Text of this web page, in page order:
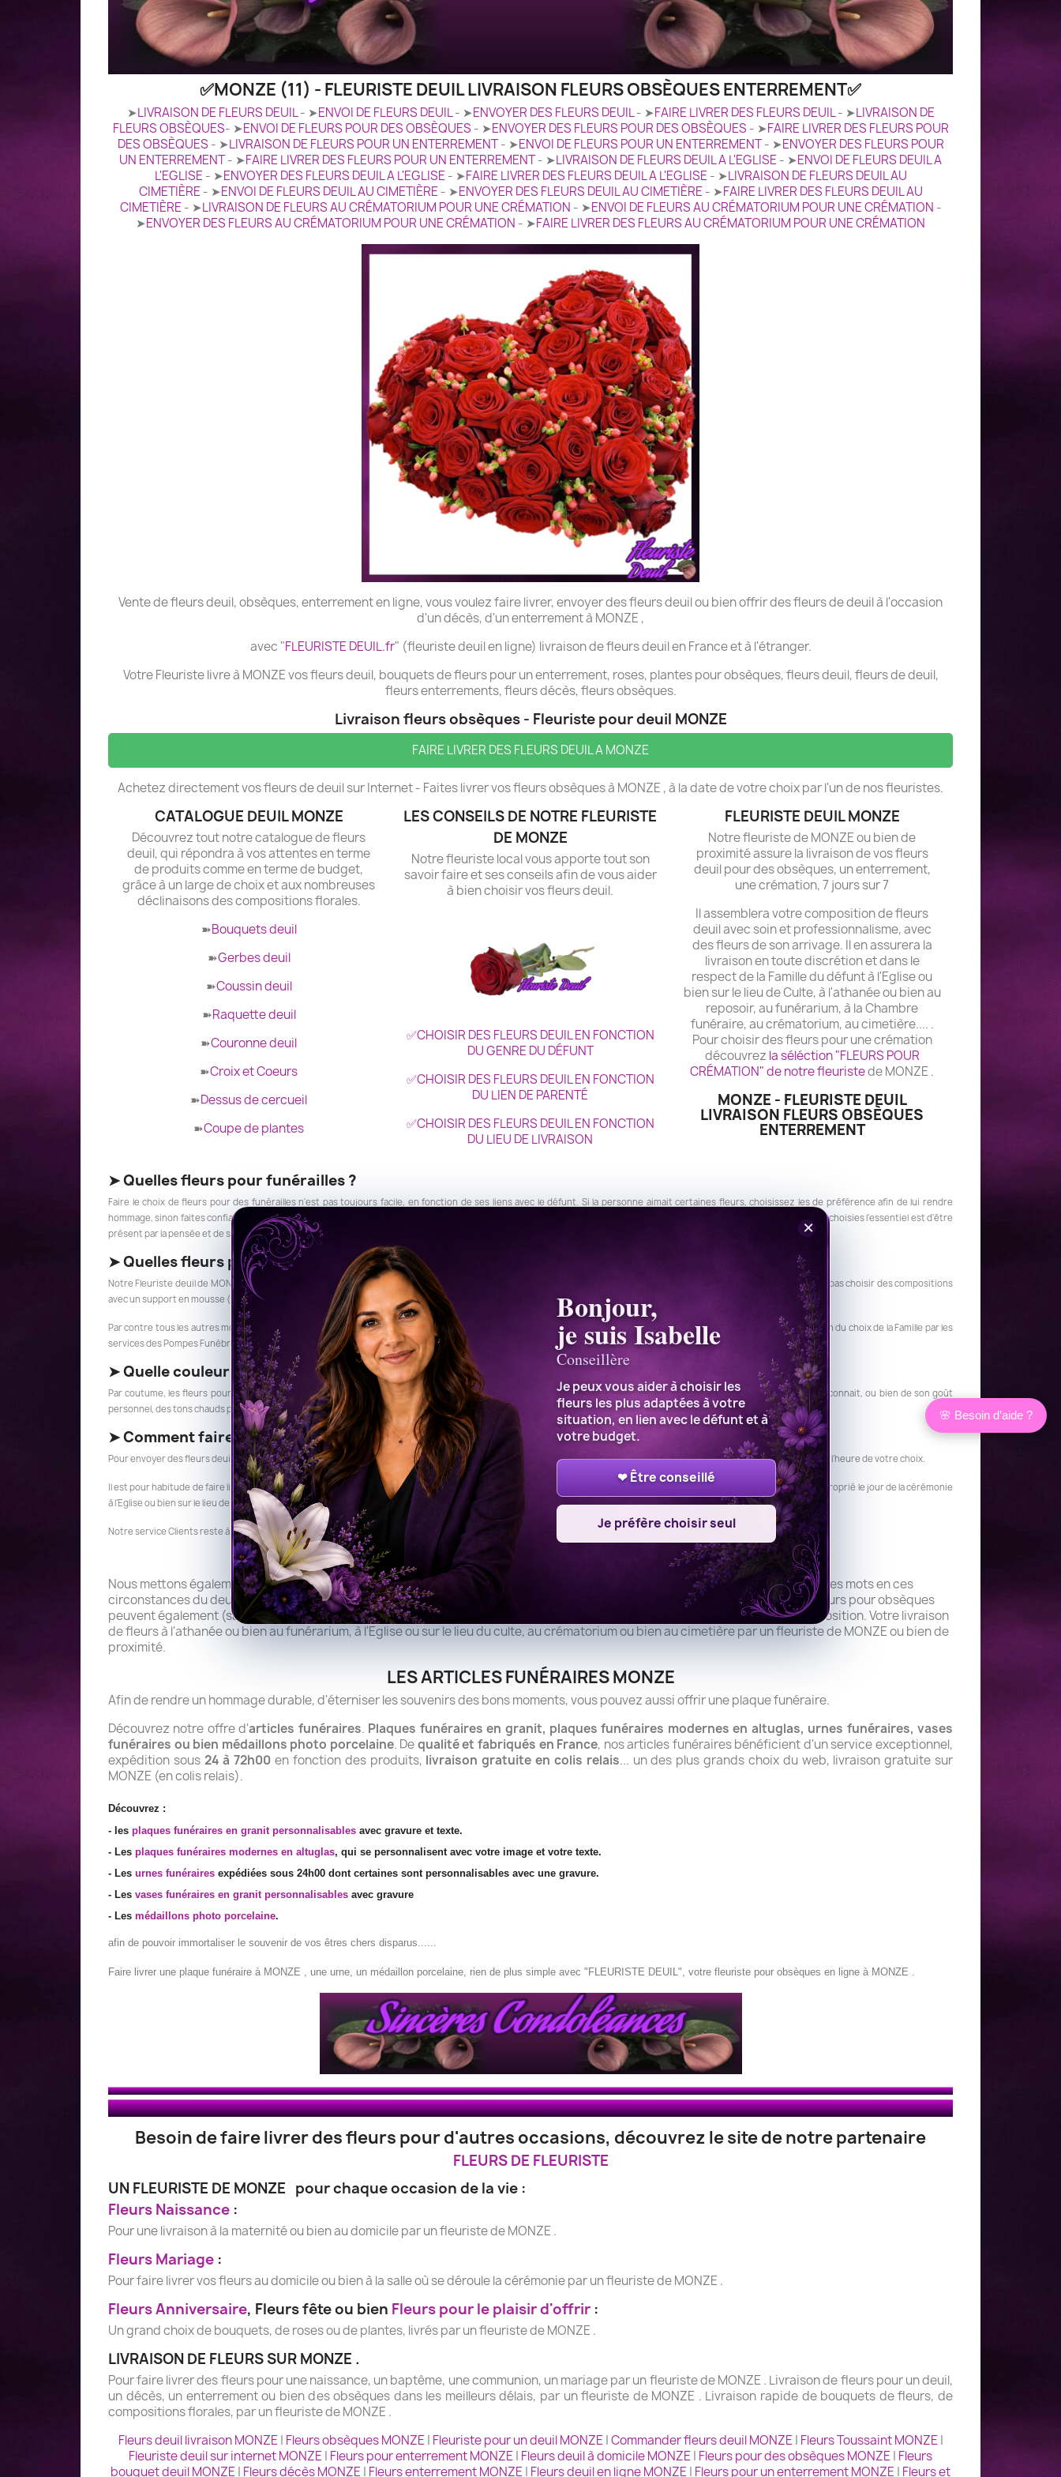
✅MONZE (11) - FLEURISTE DEUIL LIVRAISON FLEURS OBSÈQUES ENTERREMENT✅
➤LIVRAISON DE FLEURS DEUIL- ➤ENVOI DE FLEURS DEUIL- ➤ENVOYER DES FLEURS DEUIL- ➤FAIRE LIVRER DES FLEURS DEUIL- ➤LIVRAISON DE
FLEURS OBSÈQUES- ➤ENVOI DE FLEURS POUR DES OBSÈQUES - ➤ENVOYER DES FLEURS POUR DES OBSÈQUES - ➤FAIRE LIVRER DES FLEURS POUR
DES OBSÈQUES - ➤LIVRAISON DE FLEURS POUR UN ENTERREMENT- ➤ENVOI DE FLEURS POUR UN ENTERREMENT- ➤ENVOYER DES FLEURS POUR
UN ENTERREMENT- ➤FAIRE LIVRER DES FLEURS POUR UN ENTERREMENT- ➤LIVRAISON DE FLEURS DEUIL A L'EGLISE- ➤ENVOI DE FLEURS DEUIL A
L'EGLISE- ➤ENVOYER DES FLEURS DEUIL A L'EGLISE- ➤FAIRE LIVRER DES FLEURS DEUIL A L'EGLISE- ➤LIVRAISON DE FLEURS DEUIL AU
CIMETIÈRE- ➤ENVOI DE FLEURS DEUIL AU CIMETIÈRE- ➤ENVOYER DES FLEURS DEUIL AU CIMETIÈRE- ➤FAIRE LIVRER DES FLEURS DEUIL AU
CIMETIÈRE- ➤LIVRAISON DE FLEURS AU CRÉMATORIUM POUR UNE CRÉMATION - ➤ENVOI DE FLEURS AU CRÉMATORIUM POUR UNE CRÉMATION -
➤ENVOYER DES FLEURS AU CRÉMATORIUM POUR UNE CRÉMATION - ➤FAIRE LIVRER DES FLEURS AU CRÉMATORIUM POUR UNE CRÉMATION
Vente de fleurs deuil, obsèques, enterrement en ligne, vous voulez faire livrer, envoyer des fleurs deuil ou bien offrir des fleurs de deuil à l'occasion
d'un décès, d'un enterrement à MONZE ,
avec "FLEURISTE DEUIL.fr" (fleuriste deuil en ligne) livraison de fleurs deuil en France et à l'étranger.
Votre Fleuriste livre à MONZE vos fleurs deuil, bouquets de fleurs pour un enterrement, roses, plantes pour obsèques, fleurs deuil, fleurs de deuil,
fleurs enterrements, fleurs décès, fleurs obsèques.
Livraison fleurs obsèques - Fleuriste pour deuil MONZE
FAIRE LIVRER DES FLEURS DEUIL A MONZE
Achetez directement vos fleurs de deuil sur Internet - Faites livrer vos fleurs obsèques à MONZE , à la date de votre choix par l'un de nos fleuristes.
CATALOGUE DEUIL MONZE
Découvrez tout notre catalogue de fleurs
deuil, qui répondra à vos attentes en terme
de produits comme en terme de budget,
grâce à un large de choix et aux nombreuses
déclinaisons des compositions florales.
➽Bouquets deuil
➽Gerbes deuil
➽Coussin deuil
➽Raquette deuil
➽Couronne deuil
➽Croix et Coeurs
➽Dessus de cercueil
➽Coupe de plantes
LES CONSEILS DE NOTRE FLEURISTE
DE MONZE
Notre fleuriste local vous apporte tout son
savoir faire et ses conseils afin de vous aider
à bien choisir vos fleurs deuil.
✅CHOISIR DES FLEURS DEUIL EN FONCTION
DU GENRE DU DÉFUNT
✅CHOISIR DES FLEURS DEUIL EN FONCTION
DU LIEN DE PARENTÉ
✅CHOISIR DES FLEURS DEUIL EN FONCTION
DU LIEU DE LIVRAISON
FLEURISTE DEUIL MONZE
Notre fleuriste de MONZE ou bien de
proximité assure la livraison de vos fleurs
deuil pour des obsèques, un enterrement,
une crémation, 7 jours sur 7
Il assemblera votre composition de fleurs
deuil avec soin et professionnalisme, avec
des fleurs de son arrivage. Il en assurera la
livraison en toute discrétion et dans le
respect de la Famille du défunt à l'Eglise ou
bien sur le lieu de Culte, à l'athanée ou bien au
reposoir, au funérarium, à la Chambre
funéraire, au crématorium, au cimetière.... .
Pour choisir des fleurs pour une crémation
découvrez la séléction "FLEURS POUR
CRÉMATION" de notre fleuristede MONZE .
MONZE - FLEURISTE DEUIL
LIVRAISON FLEURS OBSÈQUES
ENTERREMENT
➤Quelles fleurs pour funérailles ?
Faire le choix de fleurs pour des funérailles n'est pas toujours facile, en fonction de ses liens avec le défunt. Si la personne aimait certaines fleurs, choisissez les de préférence afin de lui rendre
hommage, sinon faites confiance à votre coeur pour choisir un bouquet, une gerbe, une couronne, une raquette en fonction de votre budget. Quelques soient les fleurs choisies l'essentiel est d'être
présent par la pensée et de symboliser cette pensée par des fleurs.
➤Quelles fleurs pour une crémation ?
Notre Fleuriste deuil de MONZE vous recommande pour une crémation, (Seulement si vous souhaitez que les fleurs accompagnent le cercueil lors de la crémation) de ne pas choisir des compositions
avec un support en mousse (Raquettes, couronnes , coeurs...) mais seulement un bouquet ou bien une gerbe main.
Par contre tous les autres modèles de compositions pour deuil, peuvent être choisi, vos fleurs seront déposées au jardin du souvenir ou bien au columbarium en fonction du choix de la Famille par les
services des Pompes Funèbres.
➤Quelle couleur de fleurs pour un enterrement ?
Par coutume, les fleurs pour obsèques sont le plus souvent blanches, par contre il est de coutume de choisir les fleurs deuil en fonction des goûts du défunt si on les connait, ou bien de son goût
personnel, des tons chauds pour des personnes agées (fleurs oranges...), des fleurs de deuil blanches qui symbolisent l'innocence pour de jeunes personnes.
➤Comment faire pour envoyer des fleurs pour un enterrement ?
Pour envoyer des fleurs deuil, obsèques pour un enterrement, faites votre choix sur notre site, notre fleuriste de MONZE ou bien de proximité livrera vos fleurs le jour et à l'heure de votre choix.
Il est pour habitude de faire livrer les fleurs soit, la veille de la cérémonie au funérarium ou bien à l'athanée si l'on en a les coordonnées, ou bien ce qui est souvent le plus approprié le jour de la cérémonie
à l'Eglise ou bien sur le lieu de Culte en précisant l'heure de la cérémonie afin que notre fleuriste livre avant celle-ci dans le respect de la Famille.
Notre service Clients reste à votre disposition, pour toute autre question.
LES MESSAGES DE CONDOLÉANCES
Nous mettons également à votre disposition des idées de messages de condoléances, car il n'est pas toujours facile de trouver les mots en ces
circonstances du deuil. Cliquez icipour découvrir les messages de condoléances pour accompagner vos fleurs de deuil. Vos fleurs pour obsèques
peuvent également (sauf bouquets) recevoir en option un ruban deuil vous permettant d'ajouter un court message sur la composition.Votre livraison
de fleurs à l'athanée ou bien au funérarium, à l'Eglise ou sur le lieu du culte, au crématorium ou bien au cimetière par un fleuriste de MONZE ou bien de
proximité.
LES ARTICLES FUNÉRAIRES MONZE
Afin de rendre un hommage durable, d'éterniser les souvenirs des bons moments, vous pouvez aussi offrir une plaque funéraire.
Découvrez notre offre d'articles funéraires. Plaques funéraires en granit, plaques funéraires modernes en altuglas, urnes funéraires, vases
funéraires ou bien médaillons photo porcelaine. Dequalité et fabriqués en France, nos articles funéraires bénéficient d'un service exceptionnel,
expédition sous24 à 72h00 en fonction des produits, livraison gratuite en colis relais... un des plus grands choix du web, livraison gratuite sur
MONZE (en colis relais).
Découvrez :
- les plaques funéraires en granit personnalisables avec gravure et texte.
- Les plaques funéraires modernes en altuglas, qui se personnalisent avec votre image et votre texte.
- Les urnes funéraires expédiées sous 24h00 dont certaines sont personnalisables avec une gravure.
- Les vases funéraires en granit personnalisables avec gravure
- Les médaillons photo porcelaine.
afin de pouvoir immortaliser le souvenir de vos êtres chers disparus......
Faire livrer une plaque funéraire à MONZE , une urne, un médaillon porcelaine , rien de plus simple avec "FLEURISTE DEUIL", votre fleuriste pour obsèques en ligne à MONZE .
Besoin de faire livrer des fleurs pour d'autres occasions, découvrez le site de notre partenaire
FLEURS DE FLEURISTE
UN FLEURISTE DE MONZE pour chaque occasion de la vie :
Fleurs Naissance :
Pour une livraison à la maternité ou bien au domicile par un fleuriste de MONZE .
Fleurs Mariage :
Pour faire livrer vos fleurs au domicile ou bien à la salle où se déroule la cérémonie par un fleuriste de MONZE .
Fleurs Anniversaire, Fleurs fête ou bien Fleurs pour le plaisir d'offrir :
Un grand choix de bouquets, de roses ou de plantes, livrés par un fleuriste de MONZE .
LIVRAISON DE FLEURS SUR MONZE .
Pour faire livrer des fleurs pour une naissance, un baptême, une communion, un mariage par un fleuriste de MONZE . Livraison de fleurs pour un deuil,
un décès, un enterrement ou bien des obsèques dans les meilleurs délais, par un fleuriste de MONZE . Livraison rapide de bouquets de fleurs, de
compositions florales, par un fleuriste de MONZE .
Fleurs deuil livraison MONZE| Fleurs obsèques MONZE| Fleuriste pour un deuil MONZE|Commander fleurs deuil MONZE| Fleurs Toussaint MONZE|
Fleuriste deuil sur internet MONZE| Fleurs pour enterrement MONZE| Fleurs deuil à domicile MONZE| Fleurs pour des obsèques MONZE| Fleurs
bouquet deuil MONZE| Fleurs décès MONZE| Fleurs enterrement MONZE| Fleurs deuil en ligne MONZE| Fleurs pour un enterrement MONZE| Fleurs et
🌸 Besoin d’aide ?
×
Bonjour,
je suis Isabelle
Conseillère
Je peux vous aider à choisir les
fleurs les plus adaptées à votre
situation, en lien avec le défunt et à
votre budget.
❤ Être conseillé
Je préfère choisir seul